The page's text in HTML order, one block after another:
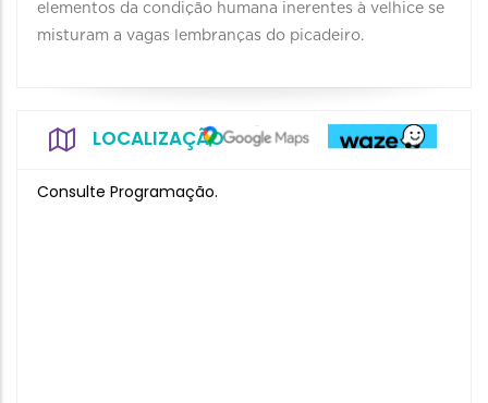
elementos da condição humana inerentes à velhice se
misturam a vagas lembranças do picadeiro.
LOCALIZAÇÃO
Consulte Programação.